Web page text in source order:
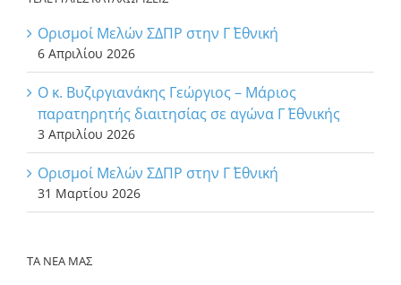
Ορισμοί Μελών ΣΔΠΡ στην Γ΄ Εθνική
6 Απριλίου 2026
Ο κ. Βυζιργιανάκης Γεώργιος – Μάριος
παρατηρητής διαιτησίας σε αγώνα Γ΄ Εθνικής
3 Απριλίου 2026
Ορισμοί Μελών ΣΔΠΡ στην Γ΄ Εθνική
31 Μαρτίου 2026
ΤΑ ΝΕΑ ΜΑΣ